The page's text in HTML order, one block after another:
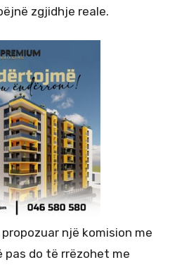
zgjidhje reale.
një komision me
do të rrëzohet me